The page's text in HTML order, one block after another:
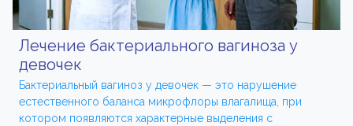
Лечение бактериального вагиноза у
девочек
Бактериальный вагиноз у девочек — это нарушение
естественного баланса микрофлоры влагалища, при
котором появляются характерные выделения с